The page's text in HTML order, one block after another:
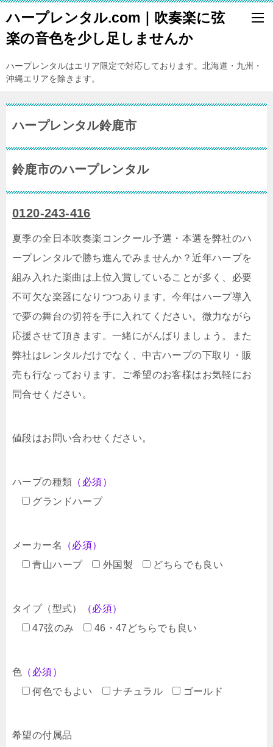
ハープレンタル.com｜吹奏楽に弦
楽の音色を少し足しませんか
ハープレンタルはエリア限定で対応しております。北海道・九州・
沖縄エリアを除きます。
ハープレンタル鈴鹿市
鈴鹿市のハープレンタル
0120-243-416
夏季の全日本吹奏楽コンクール予選・本選を弊社のハ
ープレンタルで勝ち進んでみませんか？近年ハープを
組み入れた楽曲は上位入賞していることが多く、必要
不可欠な楽器になりつつあります。今年はハープ導入
で夢の舞台の切符を手に入れてください。微力ながら
応援させて頂きます。一緒にがんばりましょう。また
弊社はレンタルだけでなく、中古ハープの下取り・販
売も行なっております。ご希望のお客様はお気軽にお
問合せください。
値段はお問い合わせください。
ハープの種類 （必須）
グランドハープ
メーカー名
（必須）
青山ハープ
外国製 どちらでも良い
タイプ（型式）
（必須）
47弦のみ
46・47どちらでも良い
色 （必須）
何色でもよい
ナチュラル ゴールド
希望の付属品